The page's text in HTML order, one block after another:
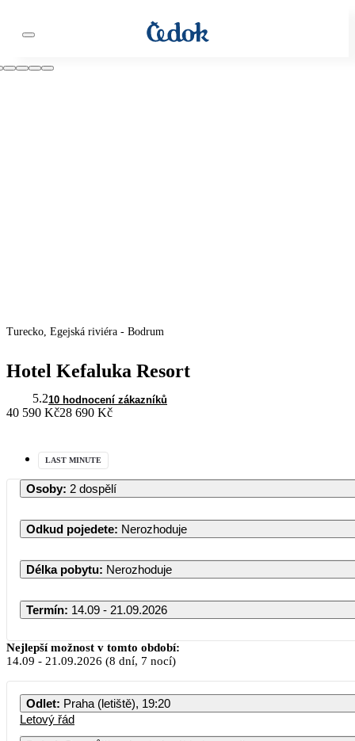
Turecko, Egejská riviéra - Bodrum
Hotel Kefaluka Resort
5.210 hodnocení zákazníků
40 590 Kč28 690 Kč
LAST MINUTE
Osoby: 2 dospělí
Odkud pojedete: Nerozhoduje
Délka pobytu: Nerozhoduje
Termín: 14.09 - 21.09.2026
Září 2026
PO ÚT ST ČT PÁ SO
Nejlepší možnost v tomto období:
14.09 - 21.09.2026 (8 dní, 7 nocí)
Odlet: Praha (letiště), 19:20
Letový řád